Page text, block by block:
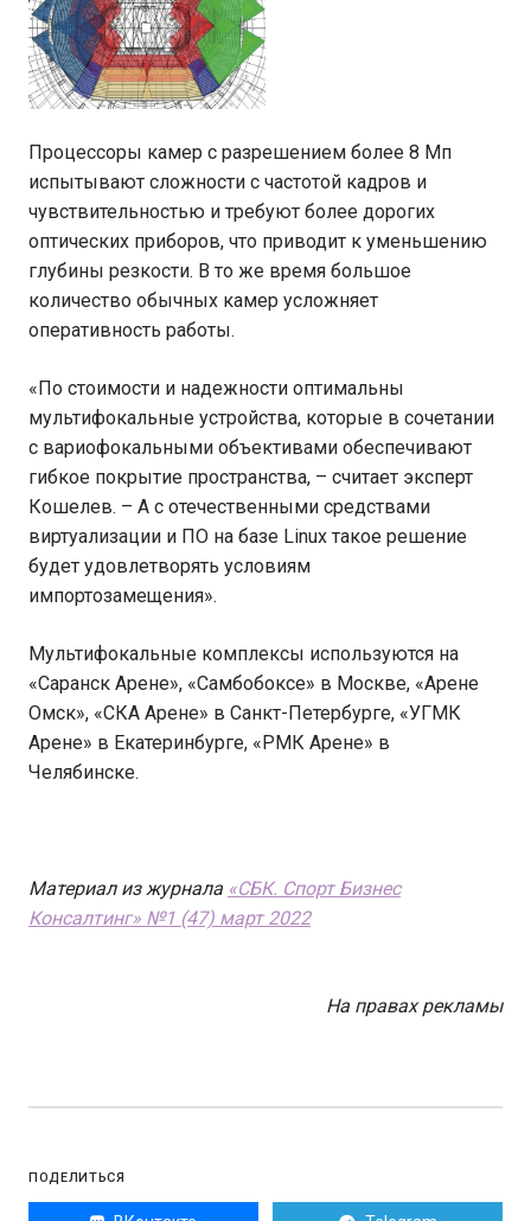
Процессоры камер с разрешением более 8 Мп
испытывают сложности с частотой кадров и
чувствительностью и требуют более дорогих
оптических приборов, что приводит к уменьшению
глубины резкости. В то же время большое
количество обычных камер усложняет
оперативность работы.
«По стоимости и надежности оптимальны
мультифокальные устройства, которые в сочетании
с вариофокальными объективами обеспечивают
гибкое покрытие пространства, – считает эксперт
Кошелев. – А с отечественными средствами
виртуализации и ПО на базе Linux такое решение
будет удовлетворять условиям
импортозамещения».
Мультифокальные комплексы используются на
«Саранск Арене», «Самбобоксе» в Москве, «Арене
Омск», «СКА Арене» в Санкт-Петербурге, «УГМК
Арене» в Екатеринбурге, «РМК Арене» в
Челябинске.
Материал из журнала «СБК. Спорт Бизнес
Консалтинг» №1 (47) март 2022
На правах рекламы
ПОДЕЛИТЬСЯ